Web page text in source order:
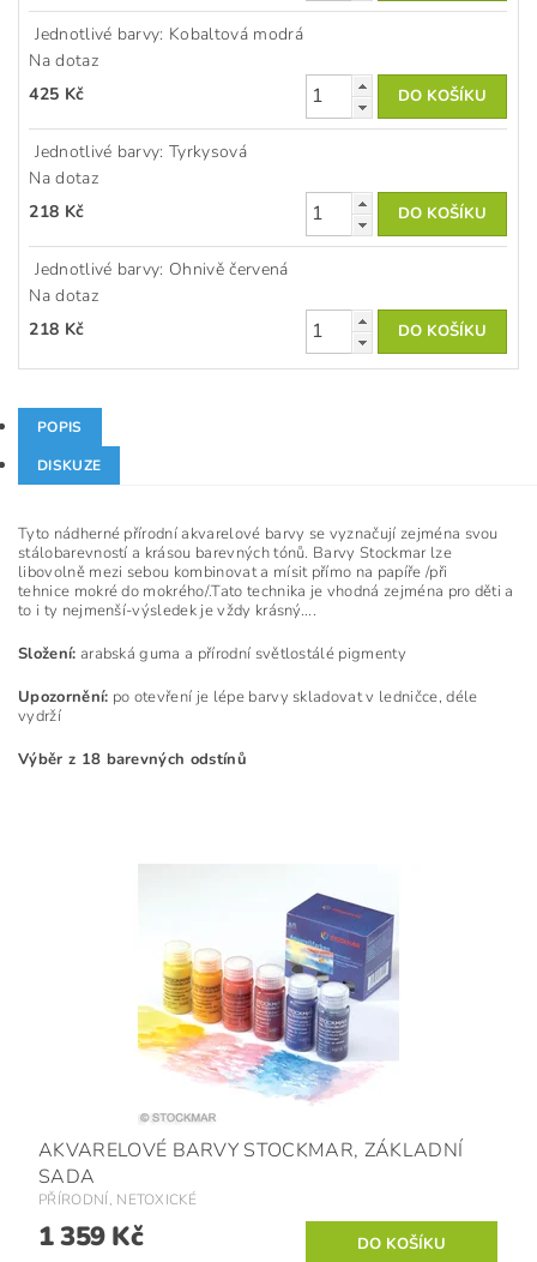
Jednotlivé barvy: Kobaltová modrá
Na dotaz
425 Kč
Jednotlivé barvy: Tyrkysová
Na dotaz
218 Kč
Jednotlivé barvy: Ohnivě červená
Na dotaz
218 Kč
POPIS
DISKUZE
Tyto nádherné přírodní akvarelové barvy se vyznačují zejména svou
stálobarevností a krásou barevných tónů. Barvy Stockmar lze
libovolně mezi sebou kombinovat a mísit přímo na papíře /při
tehnice mokré do mokrého/.Tato technika je vhodná zejména pro děti a
to i ty nejmenší-výsledek je vždy krásný....
Složení: arabská guma a přírodní světlostálé pigmenty
Upozornění: po otevření je lépe barvy skladovat v ledničce, déle
vydrží
Výběr z 18 barevných odstínů
AKVARELOVÉ BARVY STOCKMAR, ZÁKLADNÍ
SADA
PŘÍRODNÍ, NETOXICKÉ
1 359 Kč